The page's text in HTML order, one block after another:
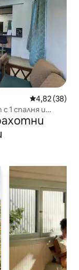
Средна
4,82 (38)
1 спалня и